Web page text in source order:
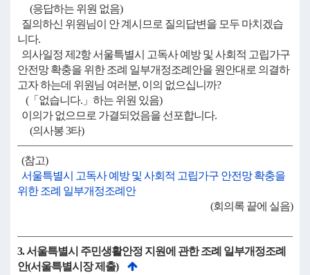
(응답하는 위원 없음)
질의하신 위원님이 안 계시므로 질의답변을 모두 마치겠습
니다.
의사일정 제2항 서울특별시 고독사 예방 및 사회적 고립가구
안전망 확충을 위한 조례 일부개정조례안을 원안대로 의결하
고자 하는데 위원님 여러분, 이의 없으십니까?
(「없습니다.」하는 위원 있음)
이의가 없으므로 가결되었음을 선포합니다.
(의사봉 3타)
(참고)
서울특별시 고독사 예방 및 사회적 고립가구 안전망 확충을
위한 조례 일부개정조례안
(회의록 끝에 실음)
3. 서울특별시 주민생활안정 지원에 관한 조례 일부개정조례
안(서울특별시장 제출)